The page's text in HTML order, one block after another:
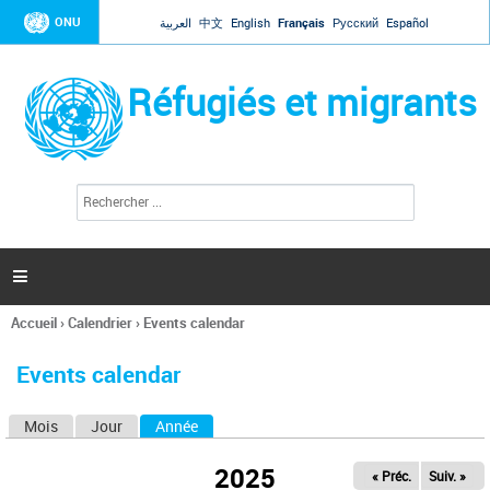
Jump to navigation
ONU العربية 中文 English Français Русский Español
Réfugiés et migrants
l
c
h
e

Vous
ici
Accueil›Calendrier› Events calendar
Events calendar
Mois Jour Année
2025 « Préc. Suiv. »